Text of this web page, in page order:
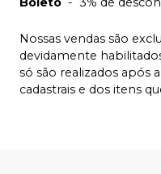
Nossas vendas são
devidamente
só são realizados após
cadastrais e dos itens